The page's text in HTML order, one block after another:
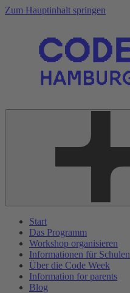
Zum Hauptinhalt springen
Start
Das Programm
Workshop organisieren
Informationen für Schulen
Über die Code Week
Information for parents
Blog